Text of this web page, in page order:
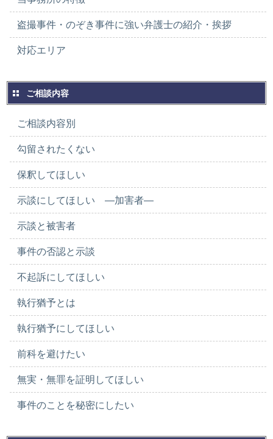
盗撮事件・のぞき事件に強い弁護士の紹介・挨拶
対応エリア
ご相談内容
ご相談内容別
勾留されたくない
保釈してほしい
示談にしてほしい ―加害者―
示談と被害者
事件の否認と示談
不起訴にしてほしい
執行猶予とは
執行猶予にしてほしい
前科を避けたい
無実・無罪を証明してほしい
事件のことを秘密にしたい